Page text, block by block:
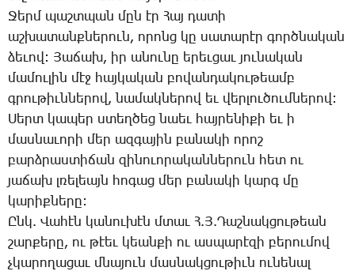
­Ջերմ պաշտ­պան մըն էր ­Հայ դա­տի
աշ­խա­տանք­նե­րուն, ո­րոնց կը սա­տա­րէր գործ­նա­կան
ձե­ւով: ­Յա­ճախ, իր ա­նու­նը ե­րեւ­ցաւ յու­նա­կան
մա­մու­լին մէջ հայ­կա­կան բո­վան­դա­կու­թեամբ
գրու­թիւն­նե­րով, նա­մակ­նե­րով եւ վեր­լու­ծում­նե­րով:
­Սերտ կա­պեր ստեղ­ծեց նաեւ հայ­րե­նի­քի եւ ի
մաս­նա­ւո­րի մեր ազ­գա­յին բա­նա­կի ո­րոշ
բարձ­րաս­տի­ճան զի­նո­ւո­րա­կան­նե­րուն հետ ու
յա­ճախ լռե­լեայն հո­գաց մեր բա­նա­կի կարգ մը
կա­րիք­նե­րը:
Ընկ. ­Վա­հէն կա­նու­խէն մտաւ Հ.Յ.­Դաշ­նակ­ցու­թեան
շար­քե­րը, ու թէեւ կեան­քի ու աս­պա­րէ­զի բե­րու­մով
չկա­րո­ղա­ցաւ մնա­յուն մաս­նակ­ցու­թիւն ու­նե­նալ